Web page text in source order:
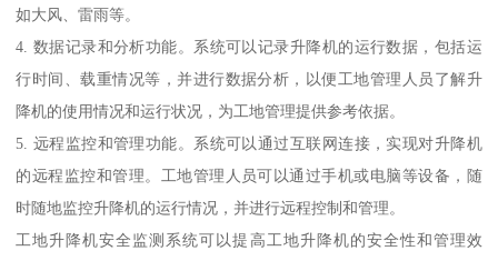
如大风、雷雨等。
4. 数据记录和分析功能。系统可以记录升降机的运行数据，包括运
行时间、载重情况等，并进行数据分析，以便工地管理人员了解升
降机的使用情况和运行状况，为工地管理提供参考依据。
5. 远程监控和管理功能。系统可以通过互联网连接，实现对升降机
的远程监控和管理。工地管理人员可以通过手机或电脑等设备，随
时随地监控升降机的运行情况，并进行远程控制和管理。
工地升降机安全监测系统可以提高工地升降机的安全性和管理效